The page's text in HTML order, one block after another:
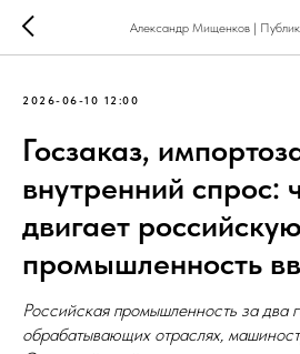
Александр Мищенков |
2026-06-10 12:00
Госзаказ,
внутренний спрос:
двигает российскую
промышленность
Российская промышленность за два
обрабатывающих отраслях,